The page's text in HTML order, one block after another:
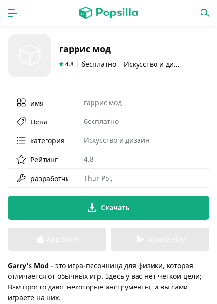
гаррис мод
4.8 бесплатно Искусство и дизайн
имя гаррис мод
Цена бесплатно
категория Искусство и дизайн
Рейтинг 4.8
разработчик Thur Po ,
Скачать
Garry's Mod - это игра-песочница для физики, которая
отличается от обычных игр. Здесь у вас нет четкой цели;
Вам просто дают некоторые инструменты, и вы сами
играете на них.